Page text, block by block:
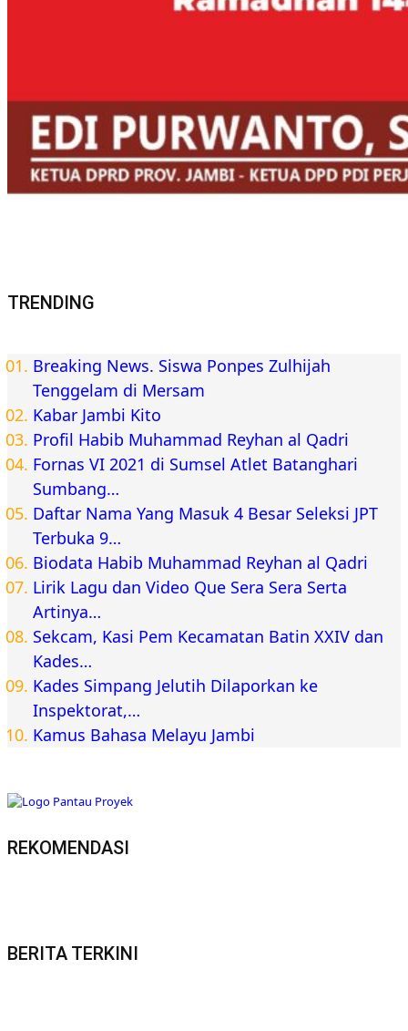
TRENDING
Breaking News. Siswa Ponpes Zulhijah
Tenggelam di Mersam
Kabar Jambi Kito
Profil Habib Muhammad Reyhan al Qadri
Fornas VI 2021 di Sumsel Atlet Batanghari
Sumbang…
Daftar Nama Yang Masuk 4 Besar Seleksi JPT
Terbuka 9…
Biodata Habib Muhammad Reyhan al Qadri
Lirik Lagu dan Video Que Sera Sera Serta
Artinya…
Sekcam, Kasi Pem Kecamatan Batin XXIV dan
Kades…
Kades Simpang Jelutih Dilaporkan ke
Inspektorat,…
Kamus Bahasa Melayu Jambi
REKOMENDASI
BERITA TERKINI